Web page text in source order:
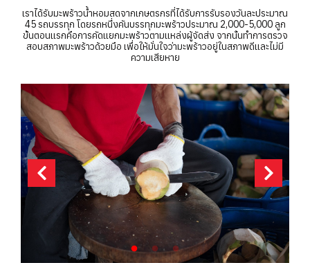
เราได้รับมะพร้าวน้ำหอมสดจากเกษตรกรที่ได้รับการรับรองวันละประมาณ
45 รถบรรทุก โดยรถหนึ่งคันบรรทุกมะพร้าวประมาณ 2,000-5,000 ลูก
ขั้นตอนแรกคือการคัดแยกมะพร้าวตามแหล่งผู้จัดส่ง จากนั้นทำการตรวจ
สอบสภาพมะพร้าวด้วยมือ เพื่อให้มั่นใจว่ามะพร้าวอยู่ในสภาพดีและไม่มี
ความเสียหาย